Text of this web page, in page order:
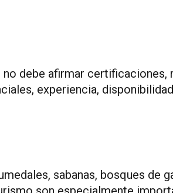
debe afirmar
experiencia,
sabanas, bosques de